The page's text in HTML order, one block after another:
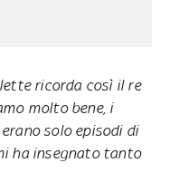
ricorda così il re
molto bene, i
solo episodi di
ha insegnato tanto